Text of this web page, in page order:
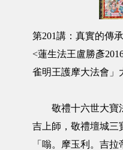
第201講：真實的傳
<蓮生法王盧勝彥
雀明王護摩大法會」
敬禮十六世大寶
吉上師，敬禮壇城三
「嗡。摩玉利。吉拉